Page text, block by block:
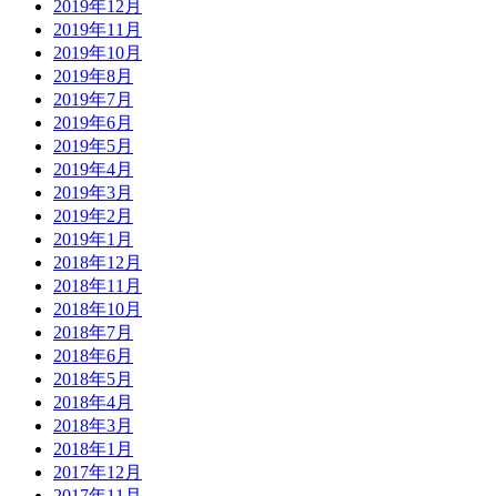
2019年12月
2019年11月
2019年10月
2019年8月
2019年7月
2019年6月
2019年5月
2019年4月
2019年3月
2019年2月
2019年1月
2018年12月
2018年11月
2018年10月
2018年7月
2018年6月
2018年5月
2018年4月
2018年3月
2018年1月
2017年12月